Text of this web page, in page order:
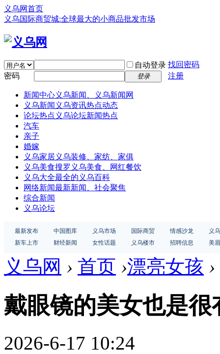
义乌网首页
义乌国际商贸城:全球最大的小商品批发市场
自动登录 找回密码
密码
登录 注册
新闻中心义乌新闻、义乌新闻网
义乌新闻 义乌资讯热点动态
论坛热点 义乌论坛新闻热点
汽车
亲子
婚嫁
义乌家居义乌装修、家纺、家俱
义乌美食搜罗义乌美食、网红餐饮
义乌大全最全的义乌百科
网络新闻最新新闻、社会聚焦
综合新闻
义乌论坛
最新发布 中国图库 义乌市场 国际商贸 情感沙龙
义
新车上市
财经新闻 女性话题 义乌楼市 招聘信息 美
义乌网 › 首页 ›漂亮女孩 ›
戴眼镜的美女也是很
2026-6-17 10:24